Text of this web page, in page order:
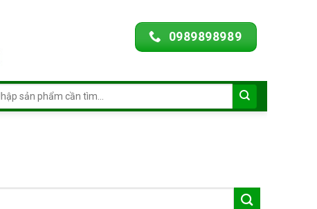
0989898989